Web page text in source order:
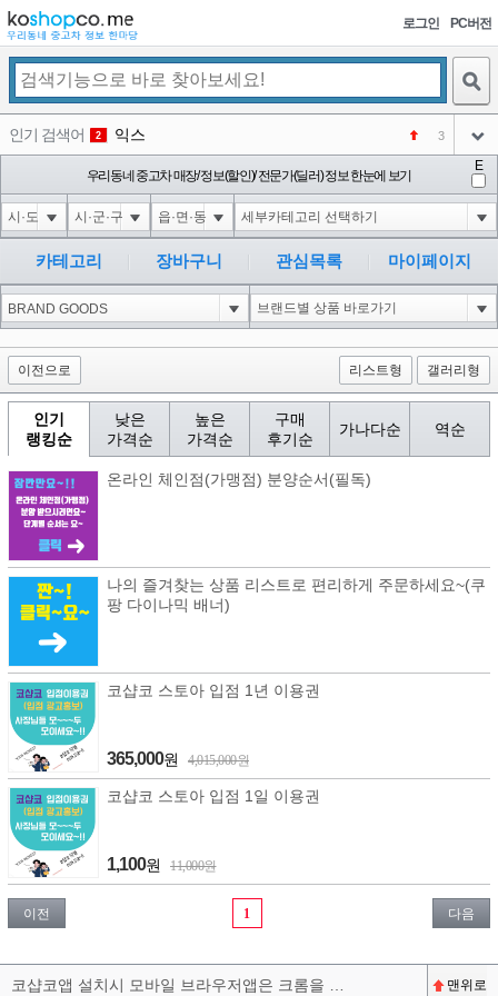
로그인 PC버전
인기 검색어 2 익스 3
3 미끄럼방지
아이콘
4 대성설렁탕
아이콘
5
아이콘
1
6 강남면옥
아이콘
NEW
코샵
아이콘
우리동네 중고차 매장/ 정보(할인)/ 전문가(딜러) 정보 한눈에 보기
E
카테고리 장바구니 관심목록 마이페이지
이전으로 리스트형 갤러리형
인기
랭킹순
낮은
가격순
높은
가격순
구매
후기순
가나다순 역순
온라인 체인점(가맹점) 분양순서(필독)
나의 즐겨찾는 상품 리스트로 편리하게 주문하세요~(쿠
팡 다이나믹 배너)
코샵코 스토아 입점 1년 이용권
365,000원 4,015,000원
코샵코 스토아 입점 1일 이용권
1,100원 11,000원
이전 1 다음
맨위로